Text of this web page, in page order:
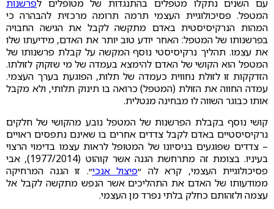
עם השנים נתקלו מטפלים בהתנגדות של מטופלים לפרשנות
המטפל. פסיכולוגיית העצמי תרמה תרומה מרכזית להבהרה כי
המהות הנרקיסיסטית באדם מתקשה לקבל את הגישה החבויה
בפרשנותו של המטפל: האחר יודע טוב יותר את האדם, מידיעתו שלו
את עצמו. תהליך נרקיסיסטי נוסף המקשה על קבלת פרשנותו של
המטפל הוא הקושי של האדם להימצא בעמדה של מי שזקוק לזולתו.
הזדקקות זו לזולת נחווית כעמדה של תלות, הפוגעת בערך העצמי.
עמדה החווה את הזולת (המטפל) כרואה בו תינוק תלותי, ולא מקבל
אותו כבוגר השווה לו מבחינה מנטלית.
קושי נוסף בקבלת הפרשנות של המטפל נובע מהקושי של חלקים
נרקיסיסטיים באדם לקבל צדדים אחרים בו שאינם נתפסים ראויים
– צדדים שפוגעים בניסיונו של המטופל לראות עצמו בדימוי הרצוי
בעיניו. בצומת זה מתרחשת הגנה אשר קוהוט (1977/2014), אבי
פסיכולוגיית העצמי, קרא לה ״פיצול אנכי״. זו הגנה המרחיקה
ממודעותו של האדם את התהליכים אשר הנפש מתקשה לקבל אל
עצמה ולזהותם כחלק בלתי נפרד מן העצמי.